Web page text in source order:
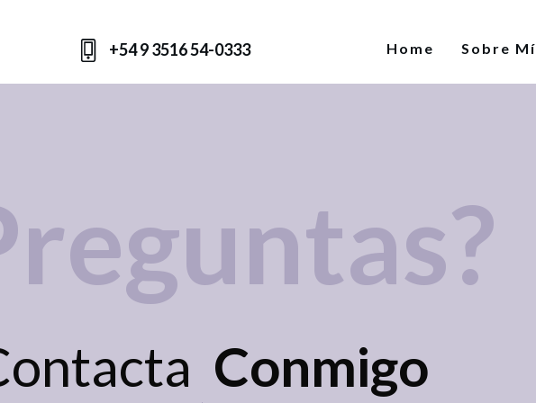
+54 9 3516 54-0333 Home Sobre Mí
Conmigo